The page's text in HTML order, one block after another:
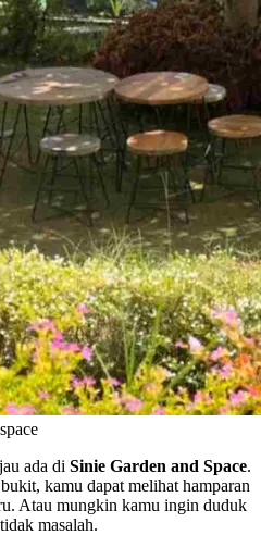
ada di Sinie Garden and Space.
kamu dapat melihat hamparan
Atau mungkin kamu ingin duduk
masalah.